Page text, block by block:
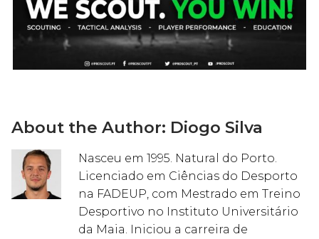
About the Author: Diogo Silva
Nasceu em 1995. Natural do Porto.
Licenciado em Ciências do Desporto
na FADEUP, com Mestrado em Treino
Desportivo no Instituto Universitário
da Maia. Iniciou a carreira de